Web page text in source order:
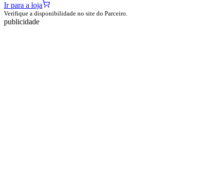
Ir para a loja
Verifique a disponibilidade no site do Parceiro.
publicidade